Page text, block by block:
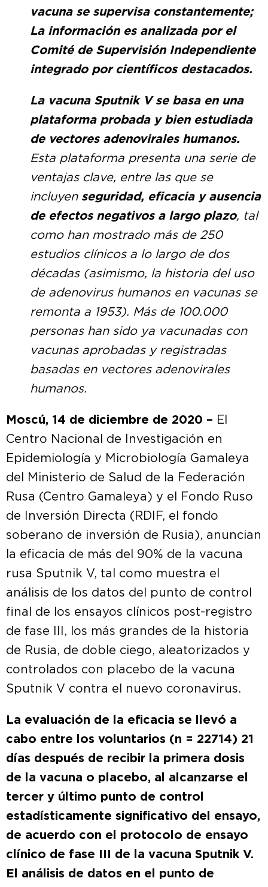
vacuna se supervisa constantemente;
La información es analizada por el
Comité de Supervisión Independiente
integrado por científicos destacados.
La vacuna Sputnik V se basa en una
plataforma probada y bien estudiada
de vectores adenovirales humanos.
Esta plataforma presenta una serie de
ventajas clave, entre las que se
incluyen seguridad, eficacia y ausencia
de efectos negativos a largo plazo, tal
como han mostrado más de 250
estudios clínicos a lo largo de dos
décadas (asimismo, la historia del uso
de adenovirus humanos en vacunas se
remonta a 1953). Más de 100.000
personas han sido ya vacunadas con
vacunas aprobadas y registradas
basadas en vectores adenovirales
humanos.
Moscú, 14 de diciembre de 2020 – El
Centro Nacional de Investigación en
Epidemiología y Microbiología Gamaleya
del Ministerio de Salud de la Federación
Rusa (Centro Gamaleya) y el Fondo Ruso
de Inversión Directa (RDIF, el fondo
soberano de inversión de Rusia), anuncian
la eficacia de más del 90% de la vacuna
rusa Sputnik V, tal como muestra el
análisis de los datos del punto de control
final de los ensayos clínicos post-registro
de fase III, los más grandes de la historia
de Rusia, de doble ciego, aleatorizados y
controlados con placebo de la vacuna
Sputnik V contra el nuevo coronavirus.
La evaluación de la eficacia se llevó a
cabo entre los voluntarios (n = 22714) 21
días después de recibir la primera dosis
de la vacuna o placebo, al alcanzarse el
tercer y último punto de control
estadísticamente significativo del ensayo,
de acuerdo con el protocolo de ensayo
clínico de fase III de la vacuna Sputnik V.
El análisis de datos en el punto de